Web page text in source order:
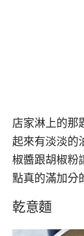
店家淋上的那
起來有淡淡的
椒醬跟胡椒粉
點真的滿加分
乾意麵